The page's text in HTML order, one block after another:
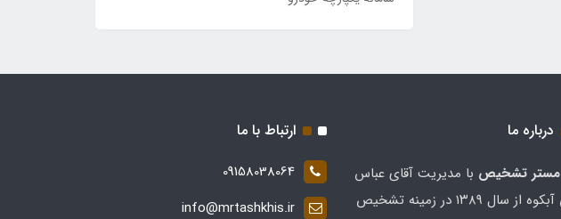
درباره ما
مستر تشخيص با مدیریت آقای عباس
عربی آبکوه از سال ۱۳۸۹ در زمینه تشخیص
ارتباط با ما
09158038064
info@mrtashkhis.ir